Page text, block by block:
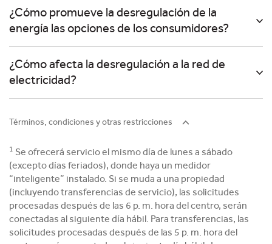
¿Cómo promueve la desregulación de la
energía las opciones de los consumidores?
¿Cómo afecta la desregulación a la red de
electricidad?
Términos, condiciones y otras restricciones
1 Se ofrecerá servicio el mismo día de lunes a sábado
(excepto días feriados), donde haya un medidor
“inteligente” instalado. Si se muda a una propiedad
(incluyendo transferencias de servicio), las solicitudes
procesadas después de las 6 p. m. hora del centro, serán
conectadas al siguiente día hábil. Para transferencias, las
solicitudes procesadas después de las 5 p. m. hora del